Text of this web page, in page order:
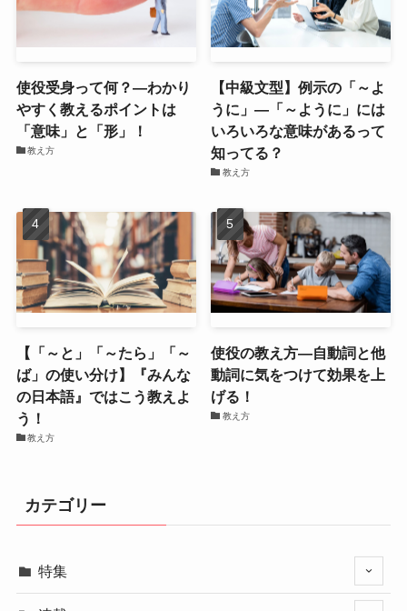
使役受身って何？―わかり
やすく教えるポイントは
「意味」と「形」！
教え方
【中級文型】例示の「～よ
うに」―「～ように」には
いろいろな意味があるって
知ってる？
教え方
【「～と」「～たら」「～
ば」の使い分け】『みんな
の日本語』ではこう教えよ
う！
教え方
使役の教え方―自動詞と他
動詞に気をつけて効果を上
げる！
教え方
カテゴリー
特集